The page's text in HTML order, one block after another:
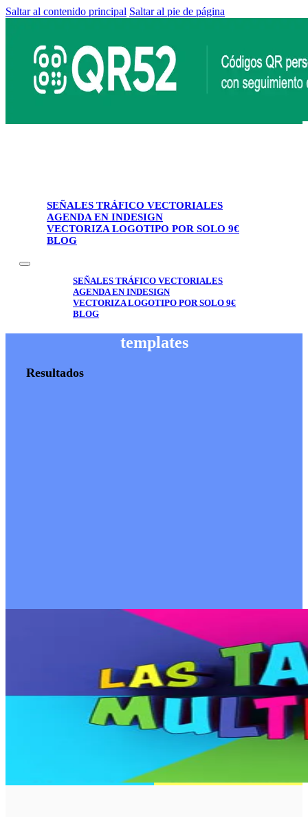
Saltar al contenido principal Saltar al pie de página
SEÑALES TRÁFICO VECTORIALES
AGENDA EN INDESIGN
VECTORIZA LOGOTIPO POR SOLO 9€
BLOG
SEÑALES TRÁFICO VECTORIALES
AGENDA EN INDESIGN
VECTORIZA LOGOTIPO POR SOLO 9€
BLOG
templates
Resultados